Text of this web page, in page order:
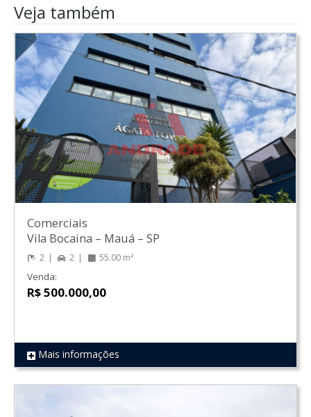
Veja também
REF 721
Comerciais
Vila Bocaina – Mauá – SP
2 2 55.00 m²
Venda:
R$ 500.000,00
Mais informações